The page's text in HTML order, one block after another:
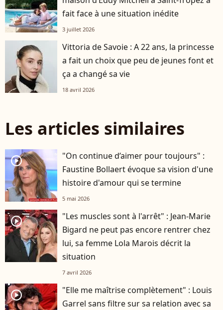
fait face à une situation inédite
3 juillet 2026
Vittoria de Savoie : A 22 ans, la princesse
a fait un choix que peu de jeunes font et
ça a changé sa vie
18 avril 2026
Les articles similaires
player2
"On continue d’aimer pour toujours" :
Faustine Bollaert évoque sa vision d'une
histoire d'amour qui se termine
5 mai 2026
player2
"Les muscles sont à l'arrêt" : Jean-Marie
Bigard ne peut pas encore rentrer chez
lui, sa femme Lola Marois décrit la
situation
7 avril 2026
player2
"Elle me maîtrise complètement" : Louis
Garrel sans filtre sur sa relation avec sa